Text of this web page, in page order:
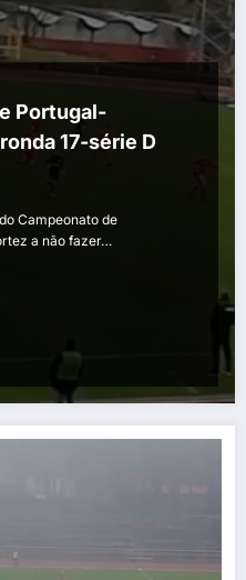
Portugal-
17-série D
Campeonato de
a não fazer…